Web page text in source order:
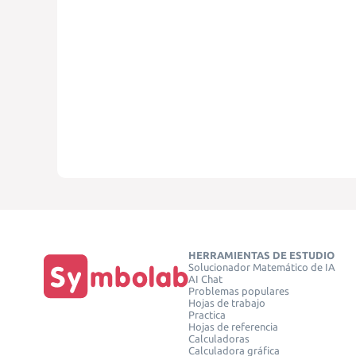
HERRAMIENTAS DE ESTUDIO
Solucionador Matemático de IA
AI Chat
Problemas populares
Hojas de trabajo
Practica
Hojas de referencia
Calculadoras
Calculadora gráfica